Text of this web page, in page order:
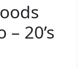
20’s